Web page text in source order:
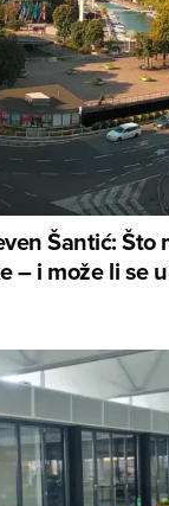
Šantić: Što
– i može li se